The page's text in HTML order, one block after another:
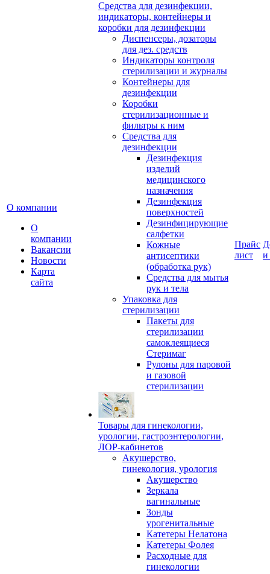
О компании
О
компании
Вакансии
Новости
Карта
сайта
Средства для дезинфекции,
индикаторы, контейнеры и
коробки для дезинфекции
Диспенсеры, дозаторы
для дез. средств
Индикаторы контроля
стерилизации и журналы
Контейнеры для
дезинфекции
Коробки
стерилизационные и
фильтры к ним
Средства для
дезинфекции
Дезинфекция
изделий
медицинского
назначения
Дезинфекция
поверхностей
Дезинфицирующие
салфетки
Кожные
антисептики
(обработка рук)
Средства для мытья
рук и тела
Упаковка для
стерилизации
Пакеты для
стерилизации
самоклеящиеся
Стеримаг
Рулоны для паровой
и газовой
стерилизации
Товары для гинекологии,
урологии, гастроэнтерологии,
ЛОР-кабинетов
Акушерство,
гинекология, урология
Акушерство
Зеркала
вагинальные
Зонды
урогенитальные
Катетеры Нелатона
Катетеры Фолея
Расходные для
гинекологии
Прайс
лист
и